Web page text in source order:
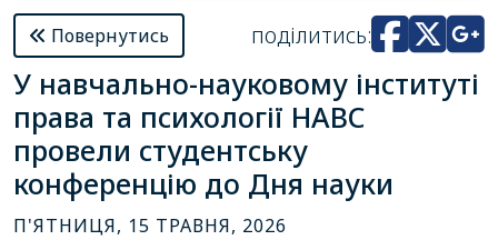
Повернутись поділитись:
У навчально-науковому інституті
права та психології НАВС
провели студентську
конференцію до Дня науки
П'ЯТНИЦЯ, 15 ТРАВНЯ, 2026